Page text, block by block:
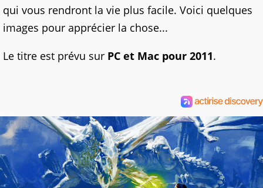
qui vous rendront la vie plus facile. Voici quelques
images pour apprécier la chose...
Le titre est prévu sur PC et Mac pour 2011.